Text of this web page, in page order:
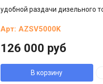
удобной раздачи дизельного
Арт: AZSV5000K
126 000 руб
В корзину